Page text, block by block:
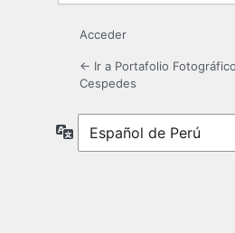
Acceder
← Ir a Portafolio
Cespedes
Idioma